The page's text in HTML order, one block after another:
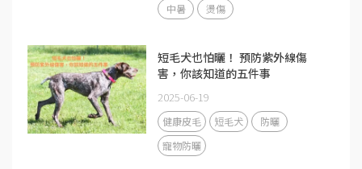
中暑
燙傷
短毛犬也怕曬！ 預防紫外線傷
害，你該知道的五件事
2025-06-19
健康皮毛 短毛犬
防曬
寵物防曬